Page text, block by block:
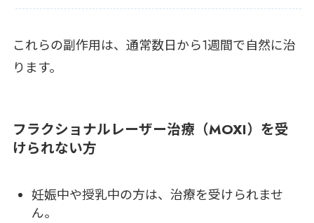
これらの副作用は、通常数日から1週間で自然に治
ります。
フラクショナルレーザー治療（MOXI）を受
けられない方
妊娠中や授乳中の方は、治療を受けられませ
ん。